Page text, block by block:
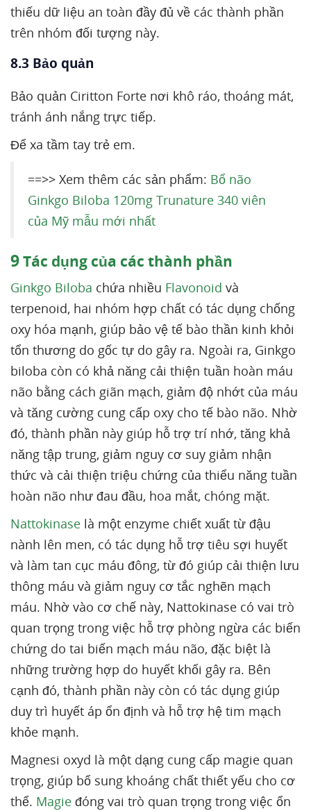
thiếu dữ liệu an toàn đầy đủ về các thành phần
trên nhóm đối tượng này.
8.3 Bảo quản
Bảo quản Ciritton Forte nơi khô ráo, thoáng mát,
tránh ánh nắng trực tiếp.
Để xa tầm tay trẻ em.
==>> Xem thêm các sản phẩm: Bổ não
Ginkgo Biloba 120mg Trunature 340 viên
của Mỹ mẫu mới nhất
9Tác dụng của các thành phần
Ginkgo Biloba chứa nhiều Flavonoid và
terpenoid, hai nhóm hợp chất có tác dụng chống
oxy hóa mạnh, giúp bảo vệ tế bào thần kinh khỏi
tổn thương do gốc tự do gây ra. Ngoài ra, Ginkgo
biloba còn có khả năng cải thiện tuần hoàn máu
não bằng cách giãn mạch, giảm độ nhớt của máu
và tăng cường cung cấp oxy cho tế bào não. Nhờ
đó, thành phần này giúp hỗ trợ trí nhớ, tăng khả
năng tập trung, giảm nguy cơ suy giảm nhận
thức và cải thiện triệu chứng của thiểu năng tuần
hoàn não như đau đầu, hoa mắt, chóng mặt.
Nattokinase là một enzyme chiết xuất từ đậu
nành lên men, có tác dụng hỗ trợ tiêu sợi huyết
và làm tan cục máu đông, từ đó giúp cải thiện lưu
thông máu và giảm nguy cơ tắc nghẽn mạch
máu. Nhờ vào cơ chế này, Nattokinase có vai trò
quan trọng trong việc hỗ trợ phòng ngừa các biến
chứng do tai biến mạch máu não, đặc biệt là
những trường hợp do huyết khối gây ra. Bên
cạnh đó, thành phần này còn có tác dụng giúp
duy trì huyết áp ổn định và hỗ trợ hệ tim mạch
khỏe mạnh.
Magnesi oxyd là một dạng cung cấp magie quan
trọng, giúp bổ sung khoáng chất thiết yếu cho cơ
thể. Magie đóng vai trò quan trọng trong việc ổn